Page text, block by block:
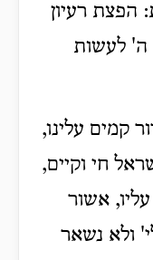
הפצת רעיון
ה' לעשות
קמים עלינו,
חי וקיים,
אשור
ולא נשאר